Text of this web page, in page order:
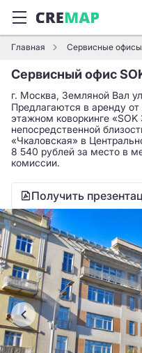
Главная Сервисные офисы
Сервисный офис
г. Москва, Земляной Вал
Предлагаются в аренду
этажном коворкинге
непосредственной
«Чкаловская» в
8 540 рублей за место в
комиссии.
Получить